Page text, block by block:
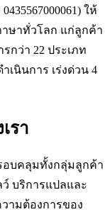
ให้
ษาทั่วโลก แก่ลูกค้า
กว่า 22 ประเภท
เนินการ เร่งด่วน 4
รา
อบคลุมทั้งกลุ่มลูกค้า
บริการแปลและ
ามต้องการของ